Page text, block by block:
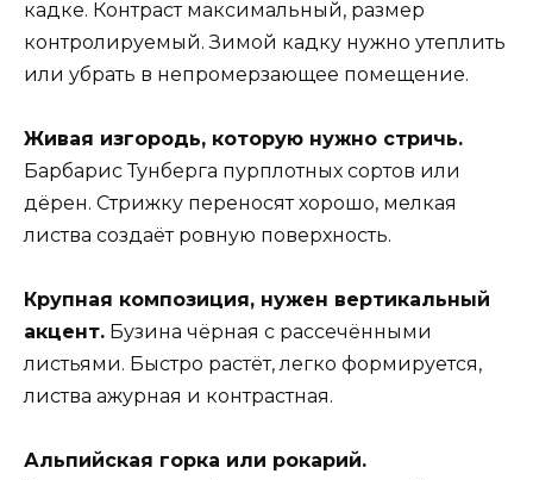
кадке. Контраст максимальный, размер
контролируемый. Зимой кадку нужно утеплить
или убрать в непромерзающее помещение.
Живая изгородь, которую нужно стричь.
Барбарис Тунберга пурплотных сортов или
дёрен. Стрижку переносят хорошо, мелкая
листва создаёт ровную поверхность.
Крупная композиция, нужен вертикальный
акцент. Бузина чёрная с рассечёнными
листьями. Быстро растёт, легко формируется,
листва ажурная и контрастная.
Альпийская горка или рокарий.